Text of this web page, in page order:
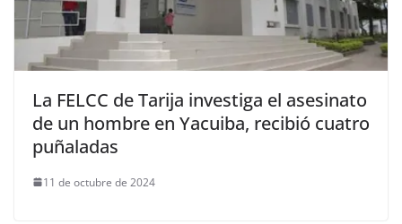
La FELCC de Tarija investiga el asesinato
de un hombre en Yacuiba, recibió cuatro
puñaladas
11 de octubre de 2024